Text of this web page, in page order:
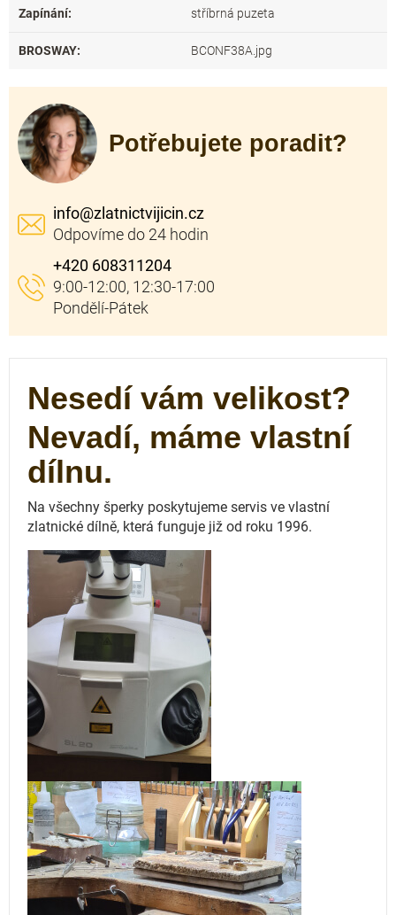
Zapínání: stříbrná puzeta
BROSWAY: BCONF38A.jpg
Potřebujete poradit?
info@zlatnictvijicin.cz
+420 608311204
Nesedí vám velikost?
Nevadí, máme vlastní
dílnu.
Na všechny šperky poskytujeme servis ve vlastní
zlatnické dílně, která funguje již od roku 1996.